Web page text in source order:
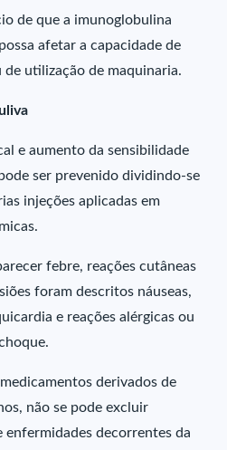
de que a imunoglobulina
afetar a capacidade de
utilização de maquinaria.
e aumento da sensibilidade
ser prevenido dividindo-se
injeções aplicadas em
febre, reações cutâneas
foram descritos náuseas,
e reações alérgicas ou
derivados de
não se pode excluir
decorrentes da